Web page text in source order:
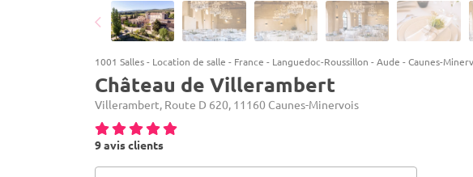
1001 Salles- Location de salle - France - Languedoc-Roussillon -Aude -Caunes-
Château de Villerambert
Villerambert, Route D 620, 11160 Caunes-Minervois
9 avis clients